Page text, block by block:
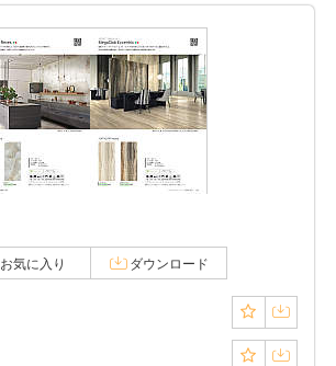
お気に入り ダウンロード